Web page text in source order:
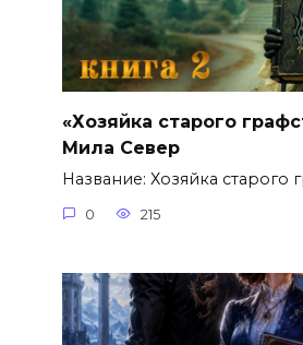
«Хозяйка старого
Мила Север
Название: Хозяйка старого
0 215